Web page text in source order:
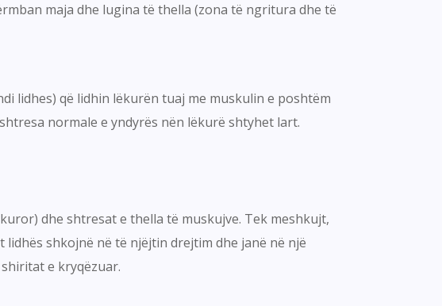
maja dhe lugina të thella (zona të ngritura dhe të
lidhes) që lidhin lëkurën tuaj me muskulin e poshtëm
normale e yndyrës nën lëkurë shtyhet lart.
dhe shtresat e thella të muskujve. Tek meshkujt,
shkojnë në të njëjtin drejtim dhe janë në një
e kryqëzuar.